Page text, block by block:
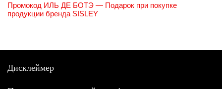
Промокод ИЛЬ ДЕ БОТЭ — Подарок при покупке
продукции бренда SISLEY
Дисклеймер